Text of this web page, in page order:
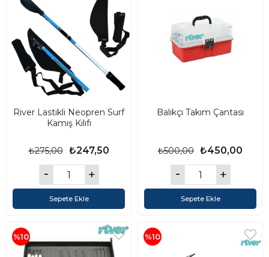
River Lastikli Neopren Surf
Kamış Kılıfı
₺247,50
₺275,00
Sepete Ekle
Balıkçı Takım Çantası
₺450,00
₺500,00
Sepete Ekle
%10 %10